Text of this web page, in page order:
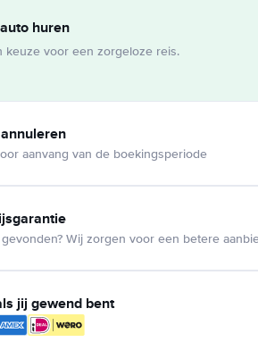
huren
keuze voor een zorgeloze reis.
annuleren
aanvang van de boekingsperiode
Wij zorgen voor een betere
jij gewend bent